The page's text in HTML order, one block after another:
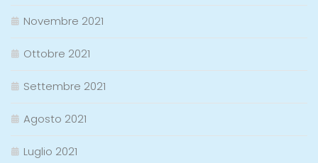
Novembre 2021
Ottobre 2021
Settembre 2021
Agosto 2021
Luglio 2021